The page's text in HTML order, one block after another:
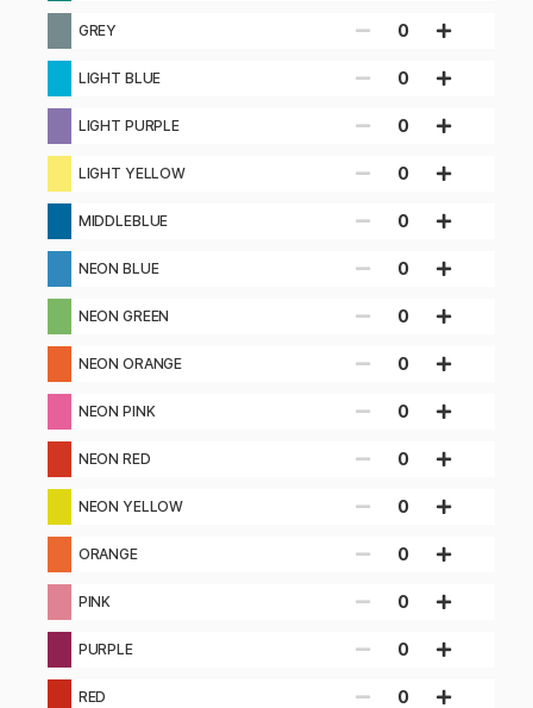
GREY 0
LIGHT BLUE 0
LIGHT PURPLE 0
LIGHT YELLOW 0
MIDDLEBLUE 0
NEON BLUE 0
NEON GREEN 0
NEON ORANGE 0
NEON PINK 0
NEON RED 0
NEON YELLOW 0
ORANGE 0
PINK 0
PURPLE 0
RED 0